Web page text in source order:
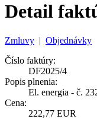
Detail
Zmluvy | Objednávky
Číslo faktúry:
DF2025/4
Popis plnenia:
El. energia - č.
Cena:
222,77 EUR